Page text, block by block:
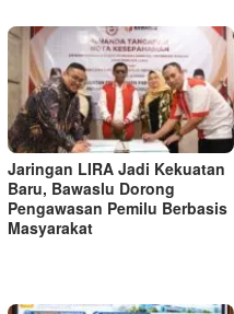
Jaringan LIRA Jadi Kekuatan
Baru, Bawaslu Dorong
Pengawasan Pemilu Berbasis
Masyarakat